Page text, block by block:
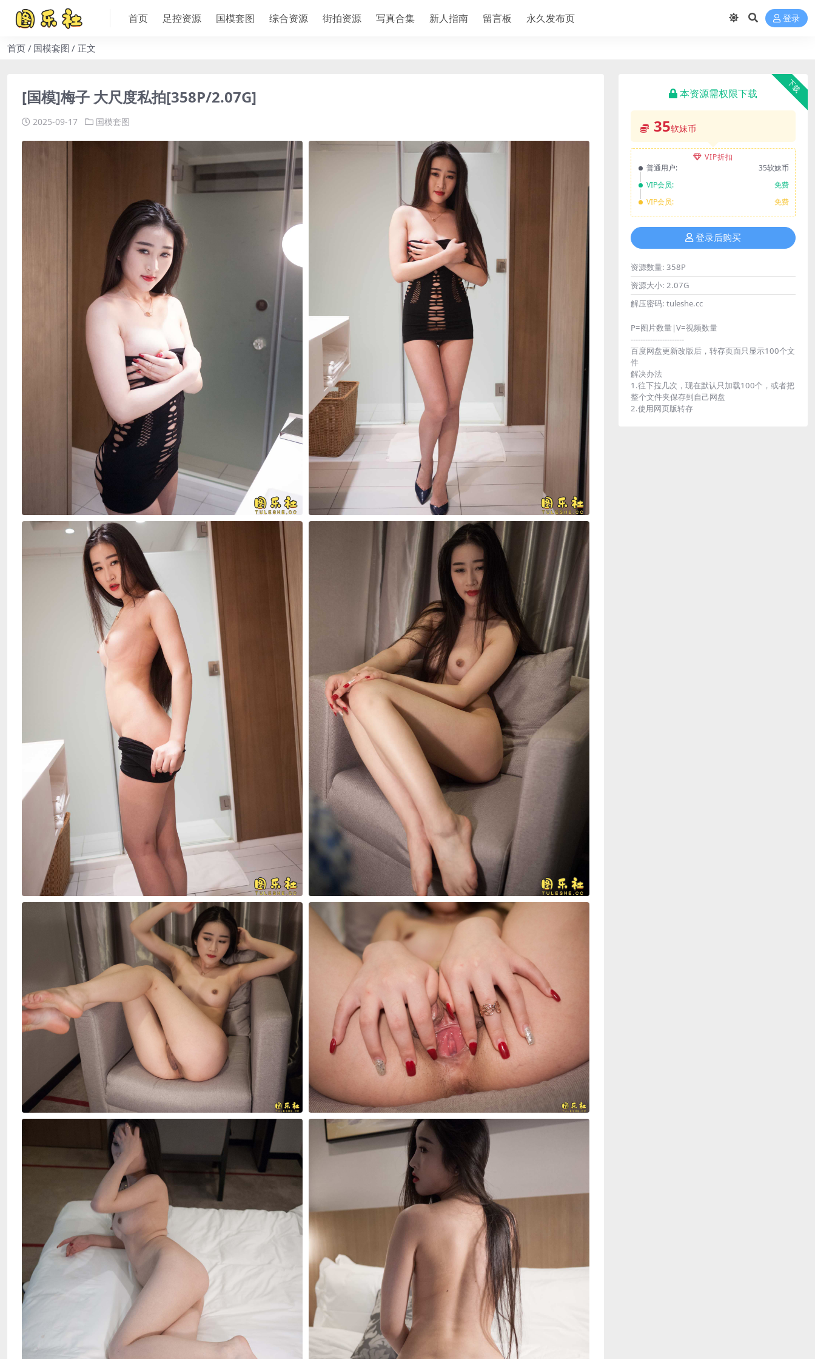
首页 足控资源 国模套图 综合资源 街拍资源 写真合集 新人指南 留言板 永久发布页 登录
首页 国模套图 正文
[国模]梅子 大尺度私拍[358P/2.07G]
2025-09-17 国模套图
下载
本资源需权限下载
35软妹币
VIP折扣
普通用户:
35软妹币
VIP会员:
免费
VIP会员:
免费
登录后购买
资源数量: 358P
资源大小: 2.07G
解压密码: tuleshe.cc
P=图片数量|V=视频数量
----------------------
百度网盘更新改版后，转存页面只显示100个文
件
解决办法
1.往下拉几次，现在默认只加载100个，或者把
整个文件夹保存到自己网盘
2.使用网页版转存